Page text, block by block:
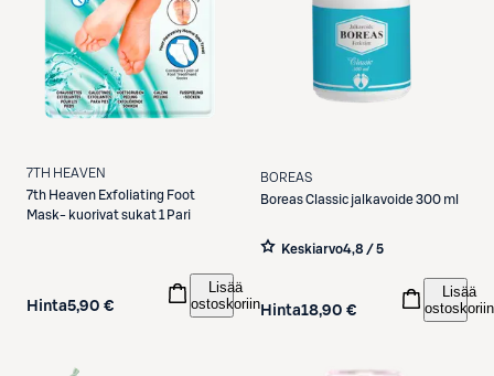
7TH HEAVEN
7th Heaven Exfoliating Foot
Mask- kuorivat sukat 1 Pari
Hinta5,90 €
Lisää
ostoskoriin
BOREAS
BoreasClassic jalkavoide 300 ml
Keskiarvo4,8 / 5
Hinta18,90 €
Lisää
ostoskoriin